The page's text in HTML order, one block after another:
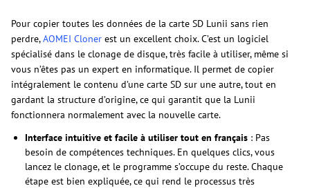
Pour copier toutes les données de la carte SD Lunii sans rien
perdre,AOMEI Cloner est un excellent choix. C’est un logiciel
spécialisé dans le clonage de disque, très facile à utiliser, même si
vous n’êtes pas un expert en informatique. Il permet de copier
intégralement le contenu d’une carte SD sur une autre, tout en
gardant la structure d’origine, ce qui garantit que la Lunii
fonctionnera normalement avec la nouvelle carte.
Interface intuitive et facile à utiliser tout en français : Pas
besoin de compétences techniques. En quelques clics, vous
lancez le clonage, et le programme s’occupe du reste. Chaque
étape est bien expliquée, ce qui rend le processus très